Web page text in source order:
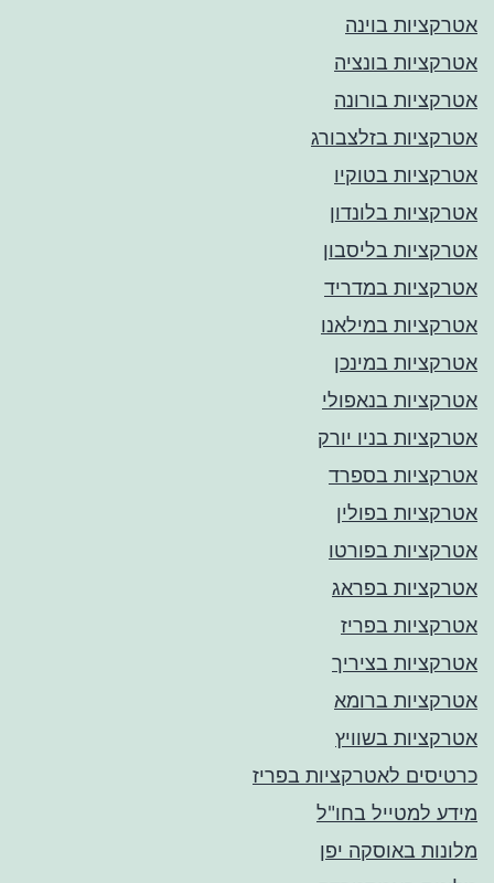
אטרקציות בוינה
אטרקציות בונציה
אטרקציות בורונה
אטרקציות בזלצבורג
אטרקציות בטוקיו
אטרקציות בלונדון
אטרקציות בליסבון
אטרקציות במדריד
אטרקציות במילאנו
אטרקציות במינכן
אטרקציות בנאפולי
אטרקציות בניו יורק
אטרקציות בספרד
אטרקציות בפולין
אטרקציות בפורטו
אטרקציות בפראג
אטרקציות בפריז
אטרקציות בציריך
אטרקציות ברומא
אטרקציות בשוויץ
כרטיסים לאטרקציות בפריז
מידע למטייל בחו"ל
מלונות באוסקה יפן